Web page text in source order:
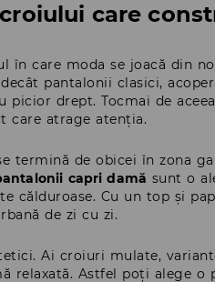
care
care moda se joacă din
pantalonii clasici,
drept. Tocmai de aceea
care atrage atenția.
termină de obicei în zona
capri damă sunt o
călduroase. Cu un top și
de zi cu zi.
Ai croiuri mulate,
relaxată. Astfel poți alege o